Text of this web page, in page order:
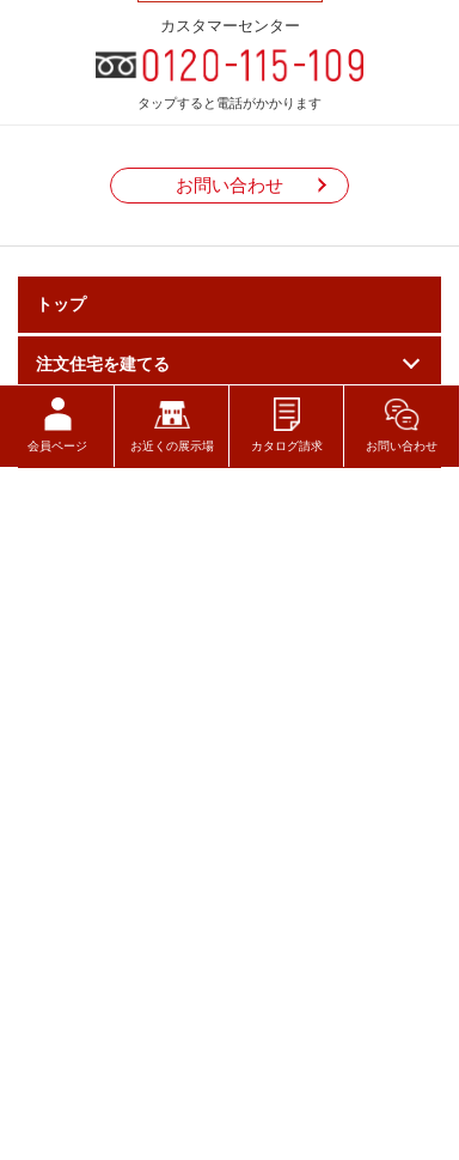
カスタマーセンター
タップすると電話がかかります
お問い合わせ
トップ
注文住宅を建てる
土地分譲・建売住宅を探す
会員ページ お近くの展示場 カタログ請求 お問い合わせ